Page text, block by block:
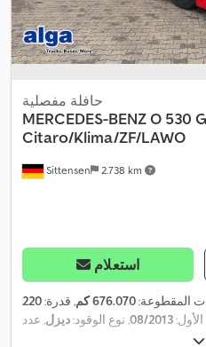
Sittensen 2.738 km
حافلة مفصلية
MERCEDES-BENZO 530 G
Citaro/Klima/ZF/LAWO
استعلام
المقطوعة:676.070 كم , قدرة:220
08/2013 , نوع الوقود:ديزل , عدد